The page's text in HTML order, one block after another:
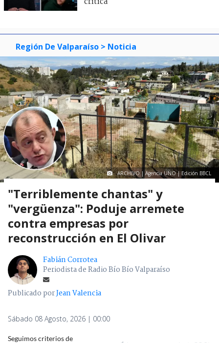
Región De Valparaíso > Noticia
ARCHIVO | Agencia UNO | Edición BBCL
"Terriblemente chantas" y
"vergüenza": Poduje arremete
contra empresas por
reconstrucción en El Olivar
Fabián Corrotea
Periodista de Radio Bío Bío Valparaíso
Publicado porJean Valencia
Sábado 08 Agosto, 2026 | 00:00
Seguimos criterios de